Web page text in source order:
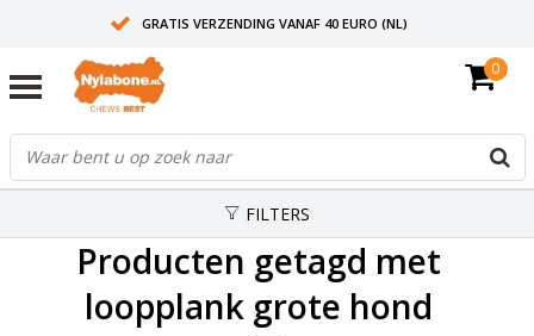
GRATIS VERZENDING VANAF 40 EURO (NL)
0
FILTERS
Producten getagd met
loopplank grote hond